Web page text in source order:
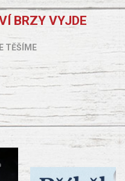
BRZY VYJDE
TĚŠÍME